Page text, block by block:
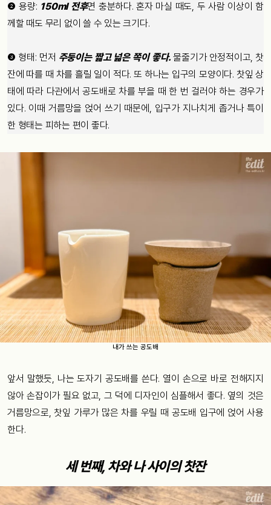
❷ 용량: 150ml 전후면 충분하다. 혼자 마실 때도, 두 사람 이상이 함
께할 때도 무리 없이 쓸 수 있는 크기다.
❸ 형태: 먼저 주둥이는 짧고 넓은 쪽이 좋다.물줄기가 안정적이고, 찻
잔에 따를 때 차를 흘릴 일이 적다. 또 하나는 입구의 모양이다. 찻잎 상
태에 따라 다관에서 공도배로 차를 부을 때 한 번 걸러야 하는 경우가
있다. 이때 거름망을 얹어 쓰기 때문에, 입구가 지나치게 좁거나 특이
한 형태는 피하는 편이 좋다.
내가 쓰는 공도배
앞서 말했듯, 나는 도자기 공도배를 쓴다. 열이 손으로 바로 전해지지
않아 손잡이가 필요 없고, 그 덕에 디자인이 심플해서 좋다. 옆의 것은
거름망으로, 찻잎 가루가 많은 차를 우릴 때 공도배 입구에 얹어 사용
한다.
세 번째, 차와 나 사이의 찻잔